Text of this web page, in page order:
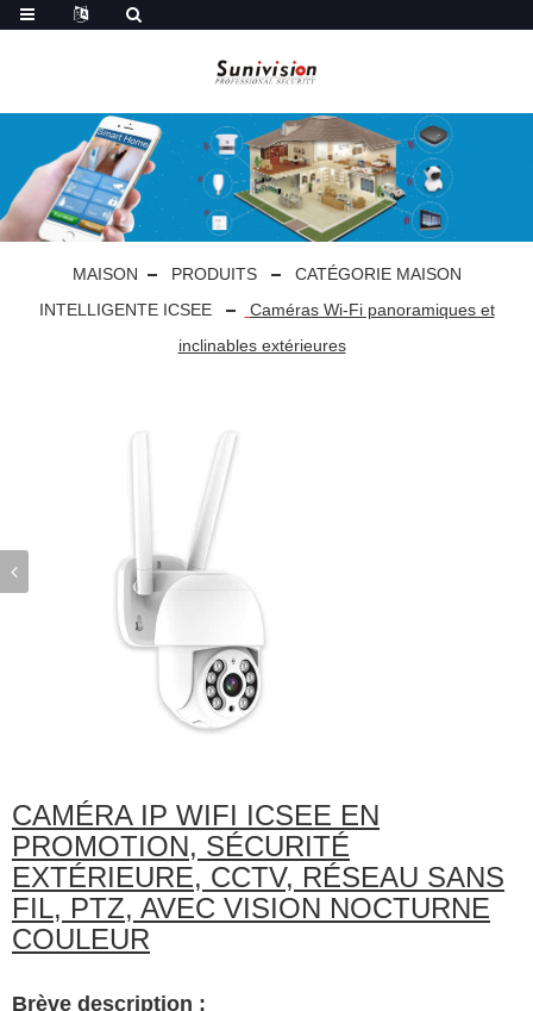
MAISON PRODUITS
CATÉGORIE MAISON
INTELLIGENTE ICSEE
Caméras Wi-Fi panoramiques et
inclinables extérieures
CAMÉRA IP WIFI ICSEE EN
PROMOTION, SÉCURITÉ
EXTÉRIEURE, CCTV, RÉSEAU SANS
FIL, PTZ, AVEC VISION NOCTURNE
COULEUR
Brève description :